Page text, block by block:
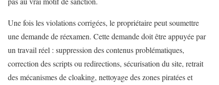
Une fois les violations corrigées, le propriétaire peut soumettre
une demande de réexamen. Cette demande doit être appuyée par
un travail réel : suppression des contenus problématiques,
correction des scripts ou redirections, sécurisation du site, retrait
des mécanismes de cloaking, nettoyage des zones piratées et